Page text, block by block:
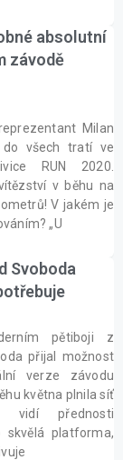
absolutní
závodě
Milan
všech tratí ve
RUN 2020.
v běhu na
V jakém je
„U
Svoboda
pětiboji z
přijal možnost
verze závodu
května plnila síť
vidí přednosti
skvělá platforma,